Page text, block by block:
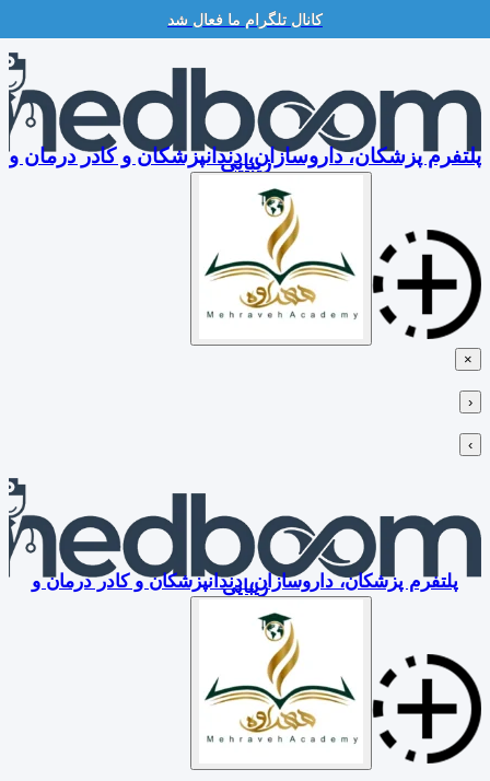
کانال تلگرام ما فعال شد
Skip
content
پلتفرم پزشکان، داروسازان، دندانپزشکان و کادر درمان و
زیبایی
×
‹
›
پلتفرم پزشکان، داروسازان، دندانپزشکان و کادر درمان و
زیبایی